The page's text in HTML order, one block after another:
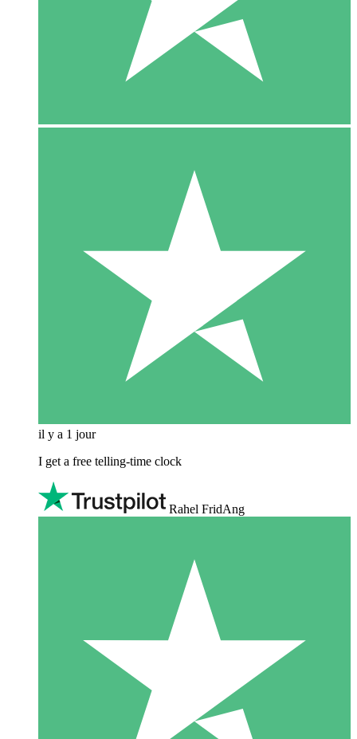
il y a 1 jour
I get a free telling-time clock
Rahel FridAng